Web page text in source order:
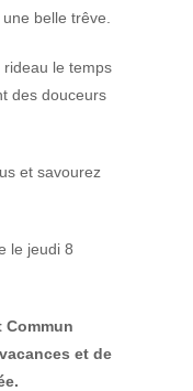
belle trêve.
rideau le temps
des douceurs
et savourez
le jeudi 8
Commun
et de